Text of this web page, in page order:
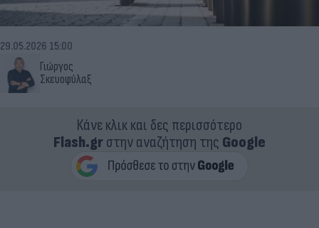
Γιώργος
Σκευοφύλαξ
29.05.2026 15:00
Κάνε κλικ και δες περισσότερο
Flash.grστην αναζήτηση της Google